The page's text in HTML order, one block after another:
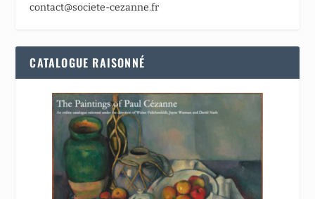
contact@societe-cezanne.fr
CATALOGUE RAISONNÉ